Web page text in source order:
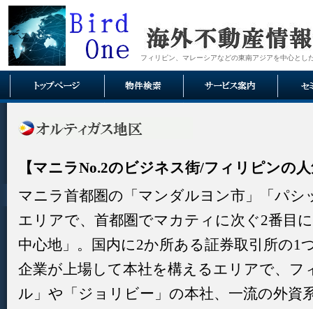
フィリピン、マレーシアなどの東南アジアを中心とし
【マニラNo.2のビジネス街/フィリピンの
マニラ首都圏の「マンダルヨン市」「パシ
エリアで、首都圏でマカティに次ぐ2番目
中心地」。国内に2か所ある証券取引所の1
企業が上場して本社を構えるエリアで、フ
ル」や「ジョリビー」の本社、一流の外資